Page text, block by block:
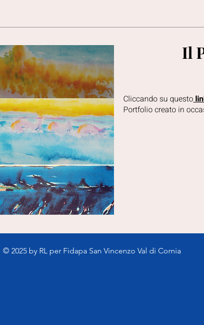
Il
Cliccando su questo
Portfolio creato in
© 2025 by RL per Fidapa San Vincenzo Val di Cornia